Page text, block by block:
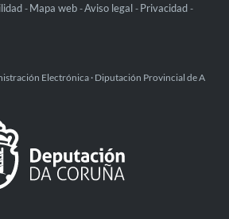
- Mapa web -Aviso legal - Privacidad -
Electrónica · Diputación Provincial de A